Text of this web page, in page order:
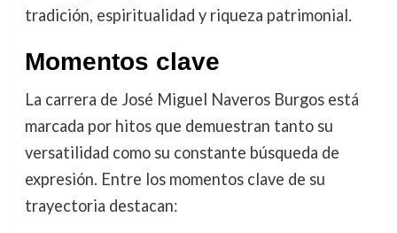
tradición, espiritualidad y riqueza patrimonial.
Momentos clave
La carrera de José Miguel Naveros Burgos está
marcada por hitos que demuestran tanto su
versatilidad como su constante búsqueda de
expresión. Entre los momentos clave de su
trayectoria destacan: